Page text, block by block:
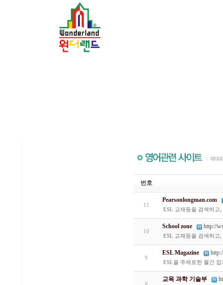
번호
11
Pearsonlongman.com
ESL 교재등을 검색하고
10
School zone http://
ESL 교재등을 검색하고
9
ESL Magazine
ESL을 주제로한 월간 잡
교육 과학 기술부